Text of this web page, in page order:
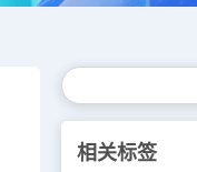
相关标签